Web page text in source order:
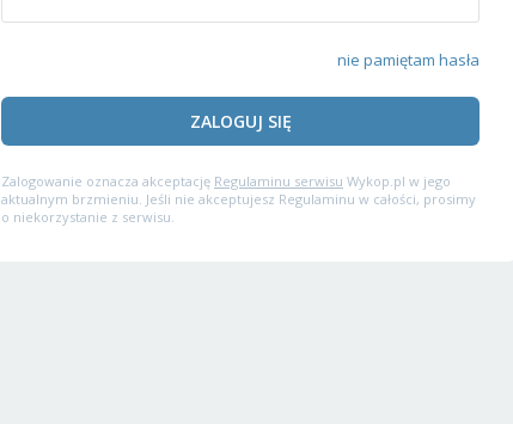
nie pamiętam hasła
ZALOGUJ SIĘ
Zalogowanie oznacza akceptację Regulaminu serwisu Wykop.pl w jego
aktualnym brzmieniu. Jeśli nie akceptujesz Regulaminu w całości, prosimy
o niekorzystanie z serwisu.